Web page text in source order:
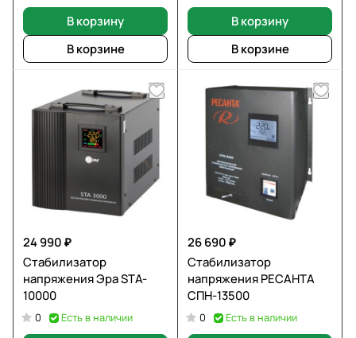
В корзину
В корзине
В корзину
В корзине
24 990 ₽
Стабилизатор
напряжения Эра STA-
10000
0 Есть в наличии
26 690 ₽
Стабилизатор
напряжения РЕСАНТА
СПН-13500
0 Есть в наличии